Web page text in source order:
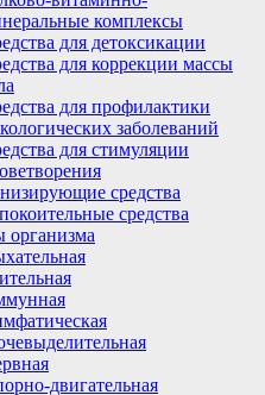
комплексы
для детоксикации
для коррекции массы
для профилактики
заболеваний
для стимуляции
средства
средства
организма
двигательная